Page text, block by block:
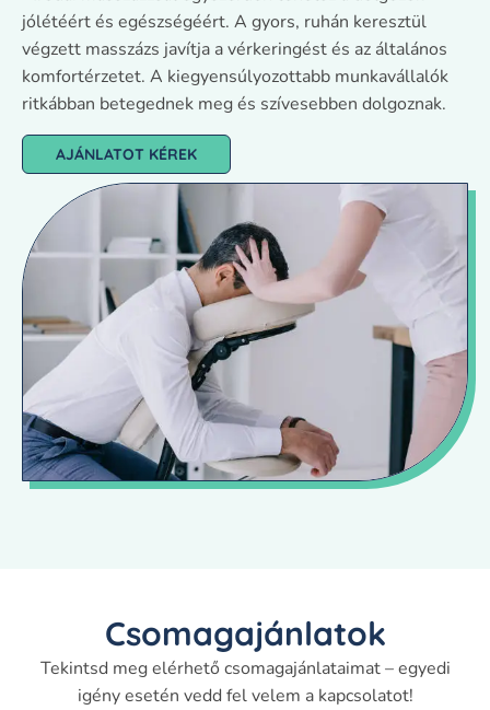
jólétéért és egészségéért. A gyors, ruhán keresztül
végzett masszázs javítja a vérkeringést és az általános
komfortérzetet. A kiegyensúlyozottabb munkavállalók
ritkábban betegednek meg és szívesebben dolgoznak.
AJÁNLATOT KÉREK
Csomagajánlatok
Tekintsd meg elérhető csomagajánlataimat – egyedi
igény esetén vedd fel velem a kapcsolatot!